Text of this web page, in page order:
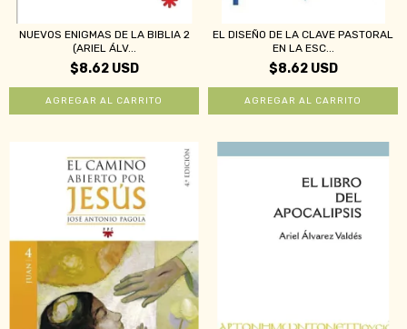
NUEVOS ENIGMAS DE LA BIBLIA 2
(ARIEL ÁLV...
$8.62 USD
EL DISEÑO DE LA CLAVE PASTORAL
EN LA ESC...
$8.62 USD